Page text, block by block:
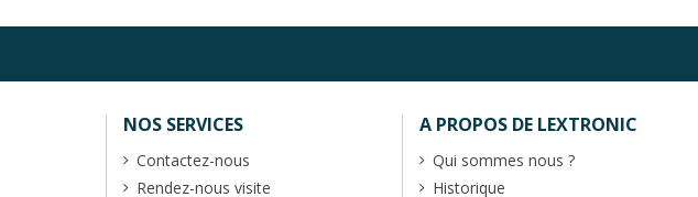
NOS SERVICES
Contactez-nous
Rendez-nous visite
A PROPOS DE LEXTRONIC
Qui sommes nous ?
Historique